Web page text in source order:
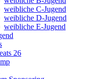
weibliche C-Jugend
weibliche D-Jugend
weibliche E-Jugend
26